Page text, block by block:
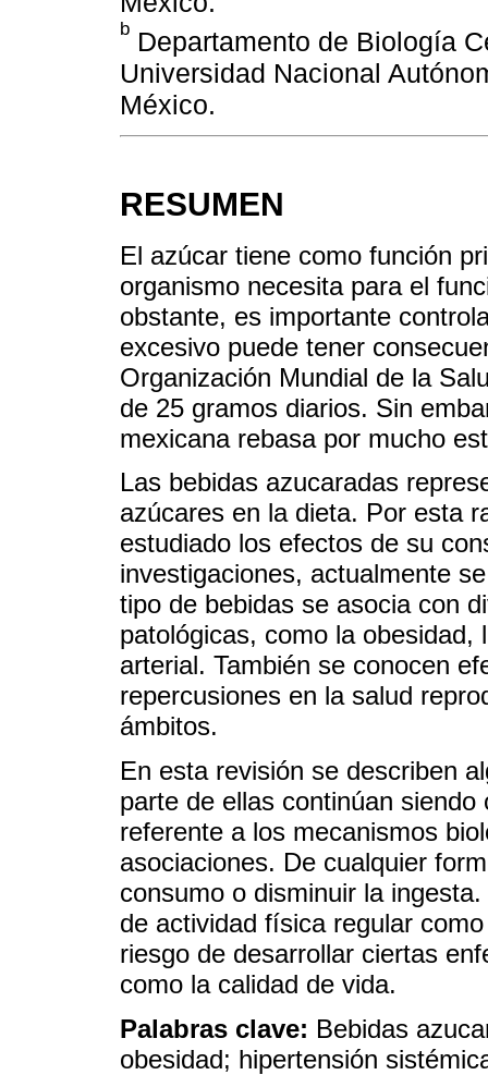
b Departamento de Biología
Universidad Nacional
México.
RESUMEN
El azúcar tiene como función
organismo necesita para el
obstante, es importante
excesivo puede tener
Organización Mundial de la
de 25 gramos diarios. Sin
mexicana rebasa por mucho
Las bebidas azucaradas
azúcares en la dieta. Por esta
estudiado los efectos de su
investigaciones, actualmente
tipo de bebidas se asocia con
patológicas, como la
arterial. También se conocen
repercusiones en la salud
ámbitos.
En esta revisión se describen
parte de ellas continúan
referente a los mecanismos
asociaciones. De cualquier
consumo o disminuir la
de actividad física regular
riesgo de desarrollar ciertas
como la calidad de vida.
Palabras clave: Bebidas
obesidad; hipertensión